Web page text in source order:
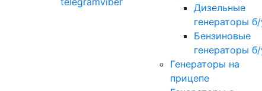
Дизельные
генераторы
Бензиновые
генераторы
Генераторы на
прицепе